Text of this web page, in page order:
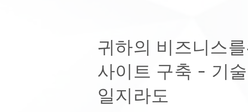
귀하의 비즈니스
사이트 구축 - 기
일지라도